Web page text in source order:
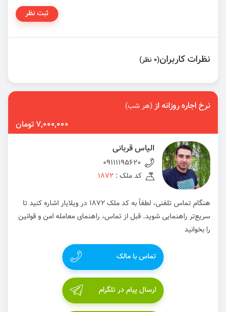
ثبت نظر
نظرات کاربران(0 نظر)
نرخ اجاره روزانه از(هر شب)
7,000,000 تومان
الیاس قربانی
09111195620
کد ملک : 1872
هنگام تماس تلفنی، لطفاً به کد ملک 1872 در ویلایار اشاره کنید تا
سریع‌تر راهنمایی شوید. قبل از تماس، راهنمای معامله امن و قوانین
را بخوانید
تماس با مالک
ارسال پیام در تلگرام